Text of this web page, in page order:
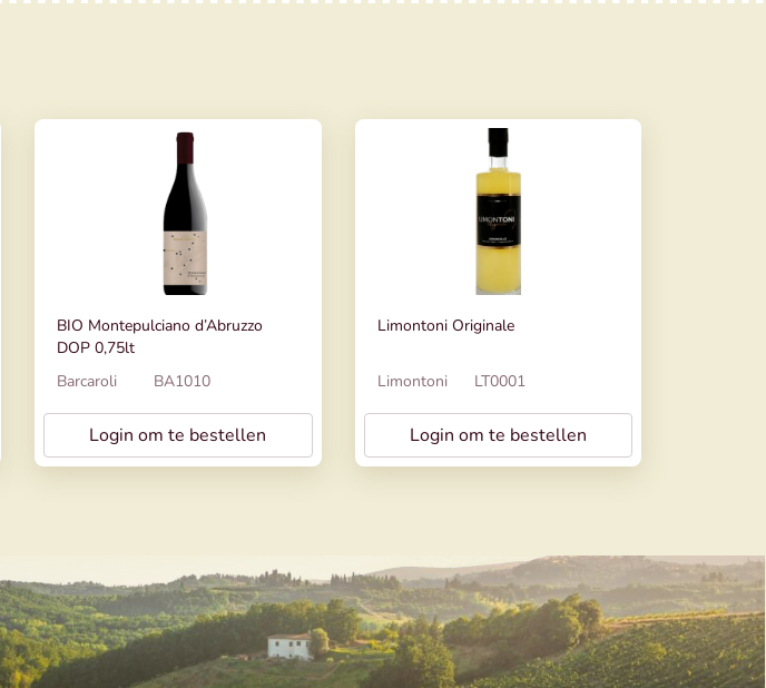
BIO Montepulciano d’Abruzzo
DOP 0,75lt
Barcaroli
BA1010
Login om te bestellen
Limontoni Originale
Limontoni LT0001
Login om te bestellen